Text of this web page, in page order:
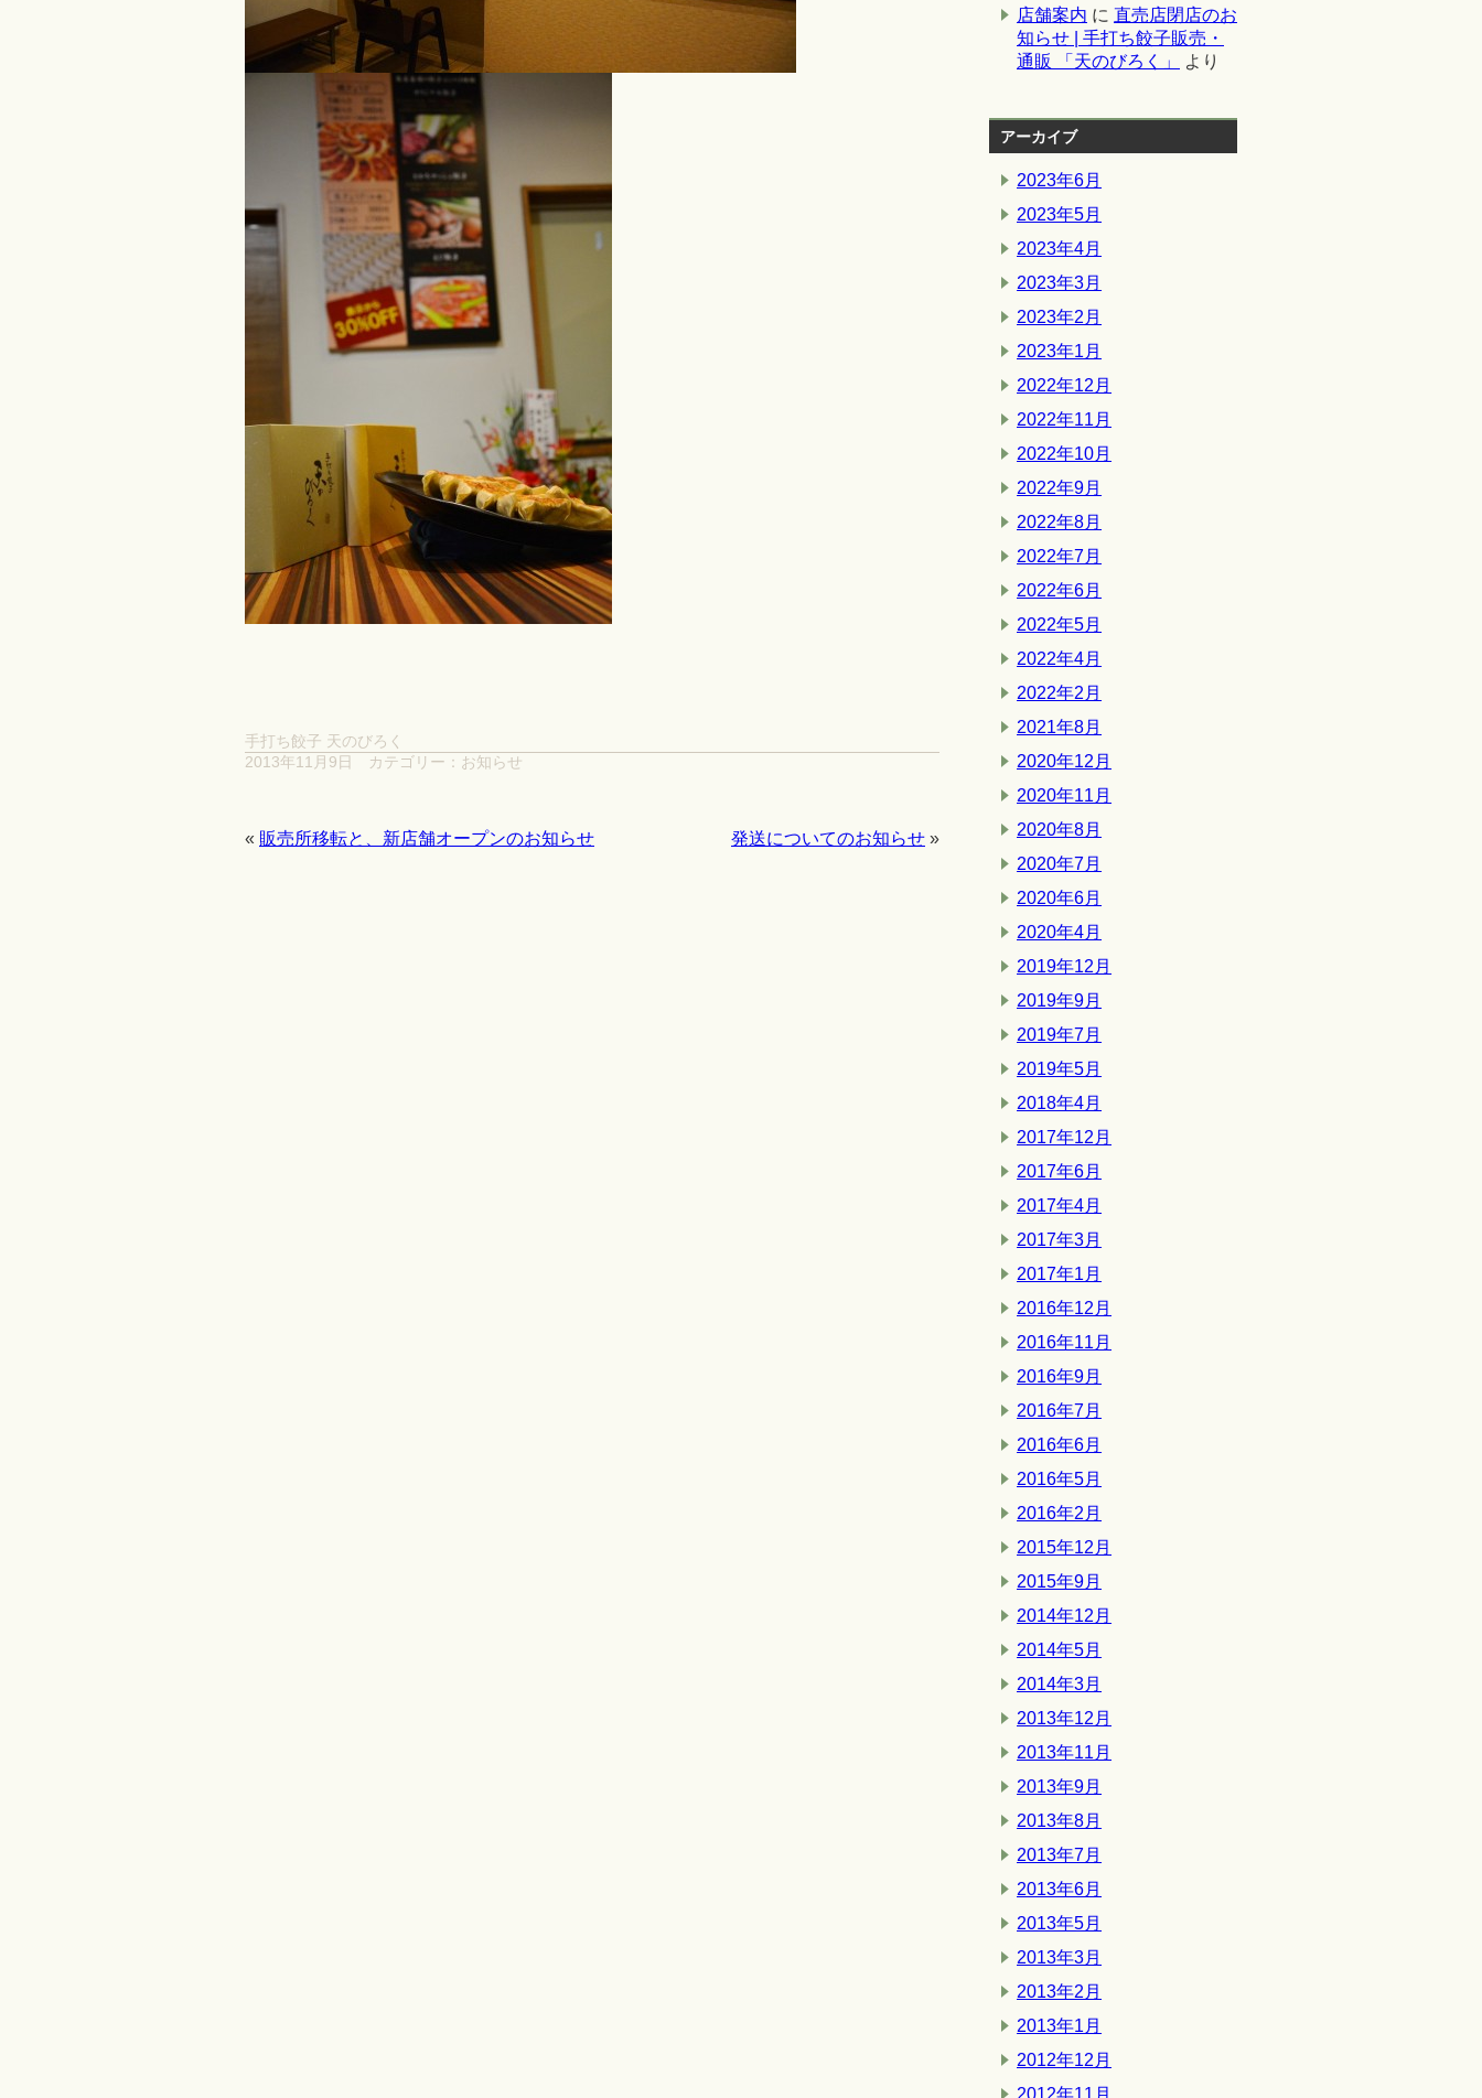
手打ち餃子 天のびろく
2013年11月9日
カテゴリー： お知らせ
« 販売所移転と、新店舗オープンのお知らせ 発送についてのお知らせ »
店舗案内 に 直売店閉店のお
知らせ | 手打ち餃子販売・
通販 「天のびろく」
より
アーカイブ
2023年6月
2023年5月
2023年4月
2023年3月
2023年2月
2023年1月
2022年12月
2022年11月
2022年10月
2022年9月
2022年8月
2022年7月
2022年6月
2022年5月
2022年4月
2022年2月
2021年8月
2020年12月
2020年11月
2020年8月
2020年7月
2020年6月
2020年4月
2019年12月
2019年9月
2019年7月
2019年5月
2018年4月
2017年12月
2017年6月
2017年4月
2017年3月
2017年1月
2016年12月
2016年11月
2016年9月
2016年7月
2016年6月
2016年5月
2016年2月
2015年12月
2015年9月
2014年12月
2014年5月
2014年3月
2013年12月
2013年11月
2013年9月
2013年8月
2013年7月
2013年6月
2013年5月
2013年3月
2013年2月
2013年1月
2012年12月
2012年11月